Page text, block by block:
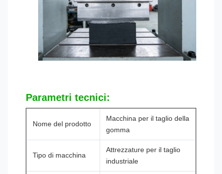
Parametri tecnici:
Nome del prodotto
Macchina per il taglio della
gomma
Tipo di macchina
Attrezzature per il taglio
industriale